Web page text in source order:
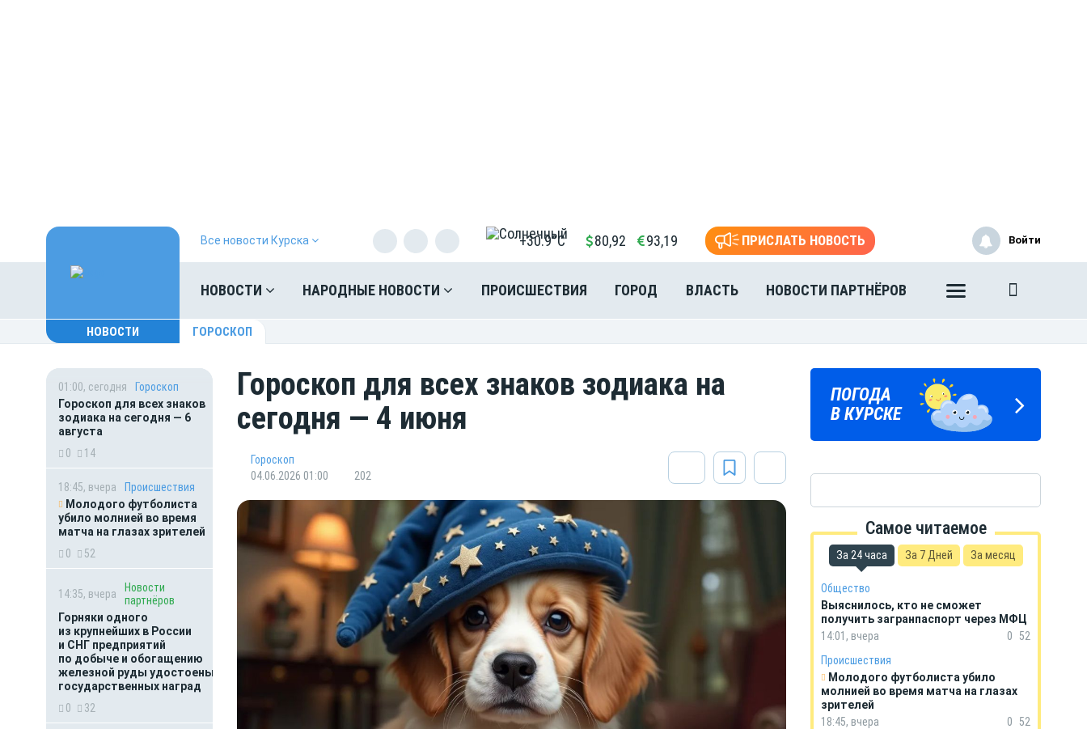
Все новости Курска +30.9°C 80,92 93,19 ПРИСЛАТЬ НОВОСТЬ
НОВОСТИ НАРОДНЫЕ НОВОСТИ ПРОИСШЕСТВИЯ ГОРОД ВЛАСТЬ НОВОСТИ ПАРТНЁРОВ
Войти
НОВОСТИ ГОРОСКОП
01:00, сегодня
Гороскоп
Гороскоп для всех знаков
зодиака на сегодня — 6
августа
0
14
18:45, вчера
Происшествия
Молодого футболиста
убило молнией во время
матча на глазах зрителей
0
52
14:35, вчера
Новости
партнёров
Горняки одного
из крупнейших в России
и СНГ предприятий
по добыче и обогащению
железной руды удостоены
государственных наград
0
32
Гороскоп для всех знаков зодиака на
сегодня — 4 июня
Гороскоп
04.06.2026 01:00
202
ГОРОСКОП
НА КАЖДЫЙ ДЕНЬ
ПОГОДА
В КУРСКЕ
Самое читаемое
За 24 часа За 7 Дней За месяц
Общество
Выяснилось, кто не сможет
получить загранпаспорт через МФЦ
14:01, вчера
0 52
Происшествия
Молодого футболиста убило
молнией во время матча на глазах
зрителей
18:45, вчера
0 52